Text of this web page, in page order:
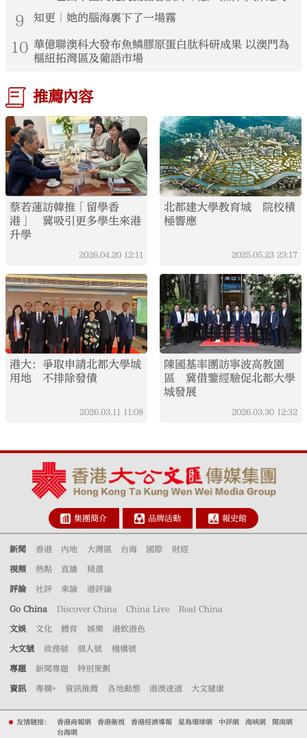
9 知更｜她的腦海裏下了一場霧
10 華億聯澳科大發布魚鱗膠原蛋白肽科研成果 以澳門為
樞紐拓灣區及葡語市場
推薦內容
蔡若蓮訪韓推「留學香
港」 冀吸引更多學生來港
升學
2026.04.20 12:11
北都建大學教育城 院校積
極響應
2025.05.23 23:17
港大：爭取申請北都大學城
用地 不排除發債
2026.03.11 11:08
陳國基率團訪寧波高教園
區 冀借鑒經驗促北都大學
城發展
2026.03.30 12:32
集團簡介 品牌活動 報史館
新聞 香港 內地 大灣區 台海 國際 財經
視頻 熱點 直播 精選
評論 社評 來論 港評論
Go China Discover China China Live Real China
文娛 文化 體育 娛樂 港飲港色
大文號 政務號 個人號 機構號
專題 新聞專題 特別策劃
資訊 專欄+ 資訊推薦 各地動態 港澳速遞 大文健康
友情鏈接： 香港商報網 香港衛視 香港經濟導報 星島環球網 中評網 海峽網
閩南網
台海網